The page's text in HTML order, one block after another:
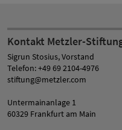
Kontakt Metzler-
Sigrun Stosius, Vorstand
Telefon: +49 69 2104-4976
stiftung@metzler.com
Untermainanlage 1
60329 Frankfurt am Main